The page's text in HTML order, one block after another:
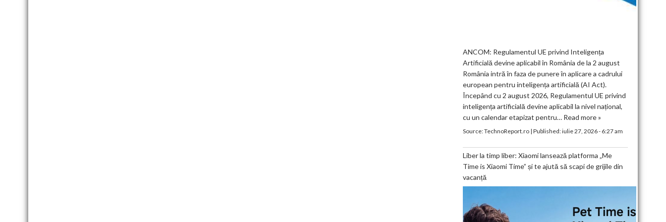
ANCOM: Regulamentul UE privind Inteligența
Artificială devine aplicabil în România de la 2 august
România intră în faza de punere în aplicare a cadrului
european pentru inteligența artificială (AI Act).
Începând cu 2 august 2026, Regulamentul UE privind
inteligența artificială devine aplicabil la nivel național,
cu un calendar etapizat pentru… Read more »
Source:TechnoReport.ro| Published:iulie 27, 2026 - 6:27 am
Liber la timp liber: Xiaomi lansează platforma „Me
Time is Xiaomi Time” și te ajută să scapi de grijile din
vacanță